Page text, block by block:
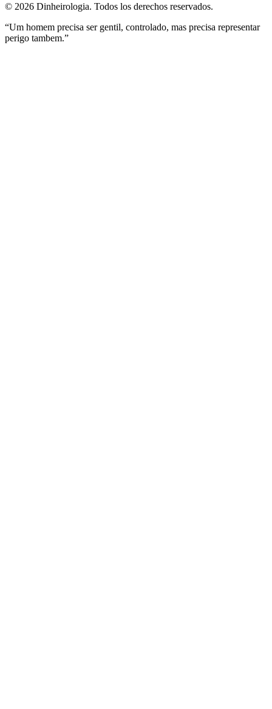
© 2026 Dinheirologia. Todos los derechos reservados.
“Um homem precisa ser gentil, controlado, mas precisa representar
perigo tambem.”